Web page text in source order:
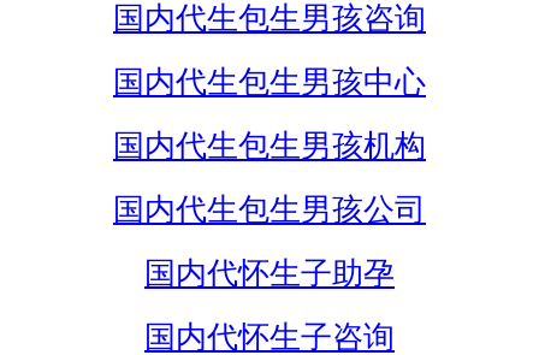
国内代生包生男孩咨询
国内代生包生男孩中心
国内代生包生男孩机构
国内代生包生男孩公司
国内代怀生子助孕
国内代怀生子咨询